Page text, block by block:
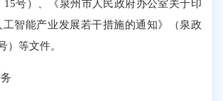
15号）、《泉州市人民政府办公室关于印
智能产业发展若干措施的通知》（泉政
）等文件。